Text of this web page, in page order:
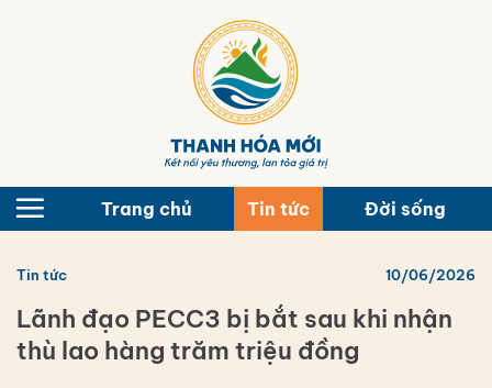
Trang chủ Tin tức Đời sống
Tin tức 10/06/2026
Lãnh đạo PECC3 bị bắt sau khi nhận
thù lao hàng trăm triệu đồng